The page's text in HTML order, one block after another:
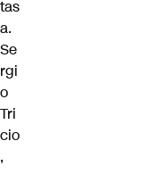
tas
a.
Se
rgi
o
Tri
cio
,